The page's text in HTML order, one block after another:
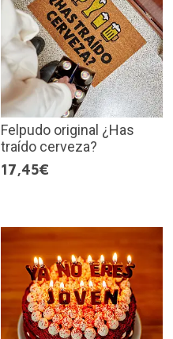
Felpudo original ¿Has
traído cerveza?
17,45€